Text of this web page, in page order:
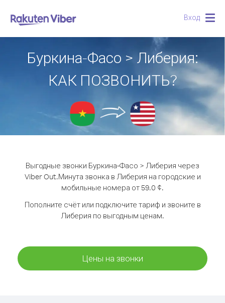
Вход
Буркина-Фасо > Либерия:
КАК ПОЗВОНИТЬ?
Выгодные звонки Буркина-Фасо > Либерия через
Viber Out.Минута звонка в Либерия на городские и
мобильные номера от 59.0 ¢.
Пополните счёт или подключите тариф и звоните в
Либерия по выгодным ценам.
Цены на звонки